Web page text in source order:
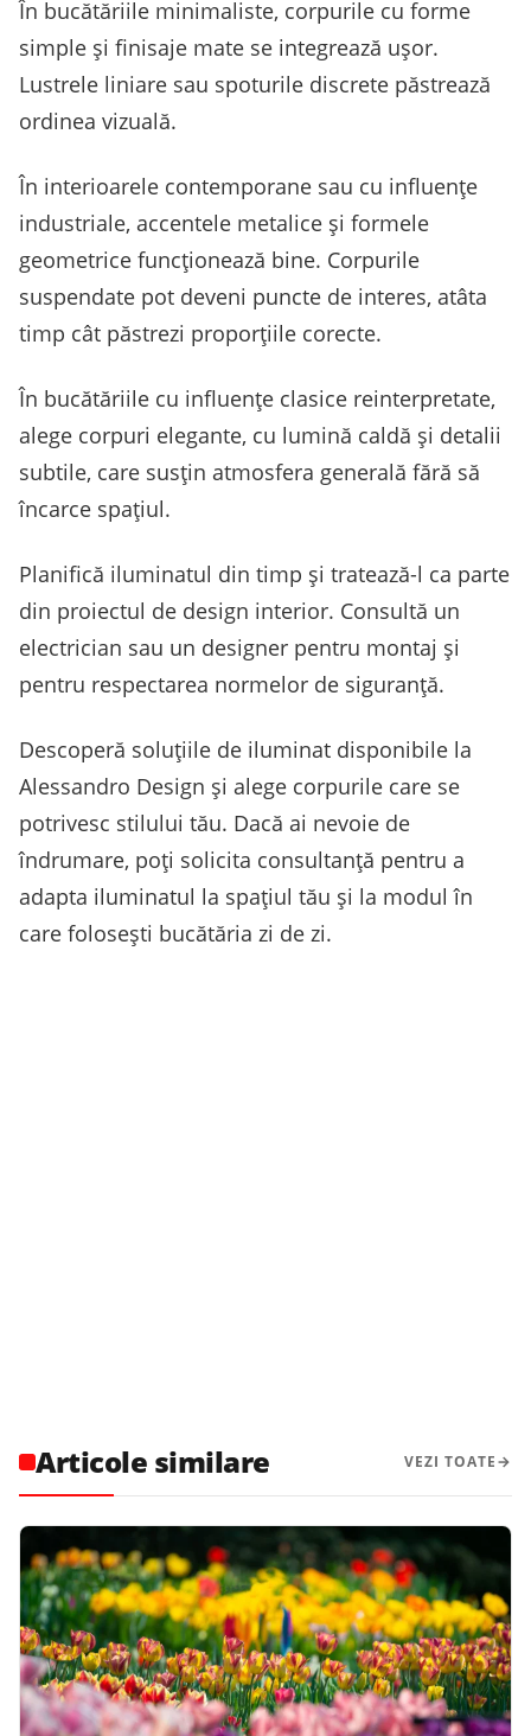
În bucătăriile minimaliste, corpurile cu forme
simple și finisaje mate se integrează ușor.
Lustrele liniare sau spoturile discrete păstrează
ordinea vizuală.
În interioarele contemporane sau cu influențe
industriale, accentele metalice și formele
geometrice funcționează bine. Corpurile
suspendate pot deveni puncte de interes, atâta
timp cât păstrezi proporțiile corecte.
În bucătăriile cu influențe clasice reinterpretate,
alege corpuri elegante, cu lumină caldă și detalii
subtile, care susțin atmosfera generală fără să
încarce spațiul.
Planifică iluminatul din timp și tratează-l ca parte
din proiectul de design interior. Consultă un
electrician sau un designer pentru montaj și
pentru respectarea normelor de siguranță.
Descoperă soluțiile de iluminat disponibile la
Alessandro Design și alege corpurile care se
potrivesc stilului tău. Dacă ai nevoie de
îndrumare, poți solicita consultanță pentru a
adapta iluminatul la spațiul tău și la modul în
care folosești bucătăria zi de zi.
Articole similare VEZI TOATE